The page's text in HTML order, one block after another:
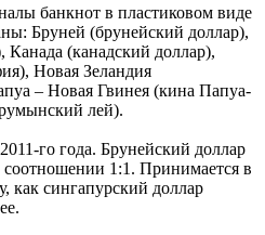
банкнот в пластиковом виде
Бруней (брунейский доллар),
Канада (канадский доллар),
Новая Зеландия
– Новая Гвинея (кина Папуа-
лей).
го года. Брунейский доллар
соотношении 1:1. Принимается в
как сингапурский доллар